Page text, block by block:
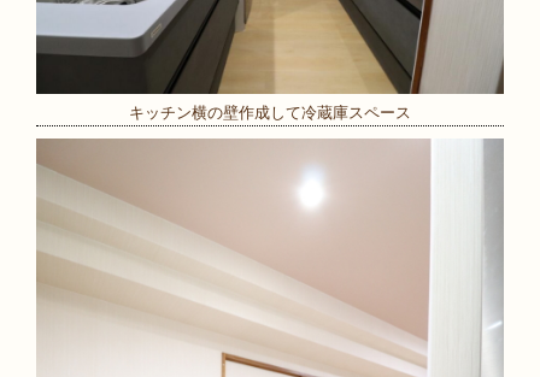
キッチン横の壁作成して冷蔵庫スペース